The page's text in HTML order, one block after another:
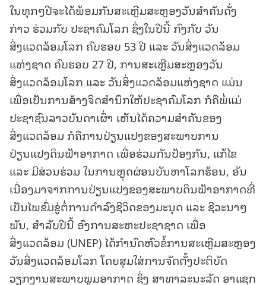
ໃນທຸກໆປີຈະໄດ້ພ້ອມກັນສະເຫຼີມສະຫຼອງວັນສໍາຄັນດັ່ງ
ກ່າວ ຮ່ວມກັບ ປະຊາຄົມໂລກ ຊຶ່ງໃນປີນີ້ ກົງກັບ ວັນ
ສິ່ງແວດລ້ອມໂລກ ຄົບຮອບ 53 ປີ ແລະ ວັນສິ່ງແວດລ້ອມ
ແຫ່ງຊາດ ຄົບຮອບ 27 ປີ, ການສະເຫຼີມສະຫຼອງວັນ
ສິ່ງແວດລ້ອມໂລກ ແລະ ວັນສິ່ງແວດລ້ອມແຫ່ງຊາດ ແມ່ນ
ເພື່ອເປັນການສ້າງຈິດສໍານຶກໃຫ້ປະຊາຄົມໂລກ ກໍຄືພໍ່ແມ່
ປະຊາຊົນລາວບັນດາເຜົ່າ ເຫັນໄດ້ຄວາມສໍາຄັນຂອງ
ສິ່ງແວດລ້ອມ ກໍຄືການປ່ຽນແປງຂອງສະພາບການ
ປ່ຽນແປງດິນຟ້າອາກາດ ເພື່ອຮ່ວມກັນປ້ອງກັນ, ແກ້ໄຂ
ແລະ ມີສ່ວນຮ່ວມ ໃນການຫຼຸດຜ່ອນບັນຫາໂລກຮ້ອນ, ອັນ
ເນື່ອງມາຈາກການປ່ຽນແປງຂອງສະພາບດິນຟ້າອາກາດທີ່
ເປັນໄພຂົ່ມຂູ່ຕໍ່ການດໍາລົງຊີວິດຂອງມະນຸດ ແລະ ຊີວະນາໆ
ພັນ, ສໍາລັບປີນີ້ ອົງການສະຫະປະຊາຊາດ ເພື່ອ
ສິ່ງແວດລ້ອມ (UNEP) ໄດ້ກໍານົດຫົວຂໍ້ການສະເຫຼີມສະຫຼອງ
ວັນສິ່ງແວດລ້ອມໂລກ ໂດຍສຸມໃສ່ການຈັດຕັ້ງປະຕິບັດ
ວຽກງານສະພາບພູມອາກາດ ຊຶ່ງ ສາທາລະນະລັດ ອາແຊກ